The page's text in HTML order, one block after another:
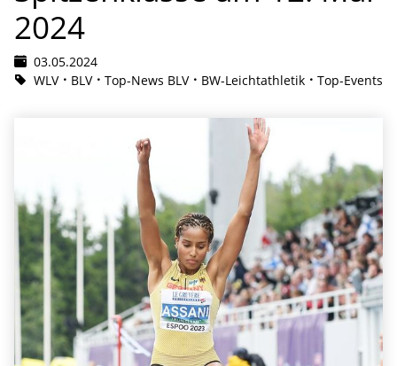
2024
03.05.2024
WLV
BLV Top-News BLV BW-Leichtathletik Top-Events